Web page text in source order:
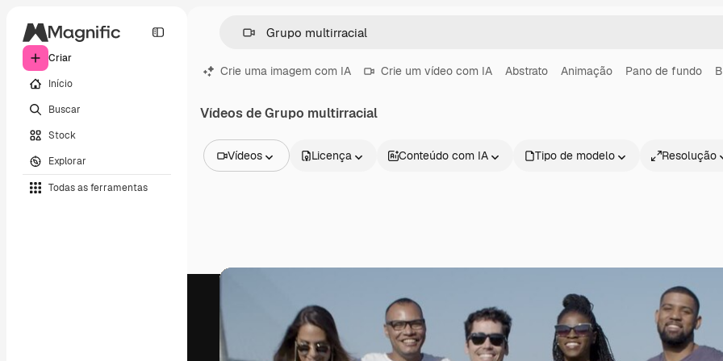
Criar
Início
Buscar
Stock
Explorar
Todas as ferramentas
Crie uma imagem com IA Crie um vídeo com IA Abstrato Animação Pano de fundo
Vídeos de Grupo multirracial
Vídeos
Vídeos
Modelos de vídeos
Ícones
Modelos 3D
Fontes
Licença Conteúdo com IA Tipo de modelo Resolução
Produtos Começar